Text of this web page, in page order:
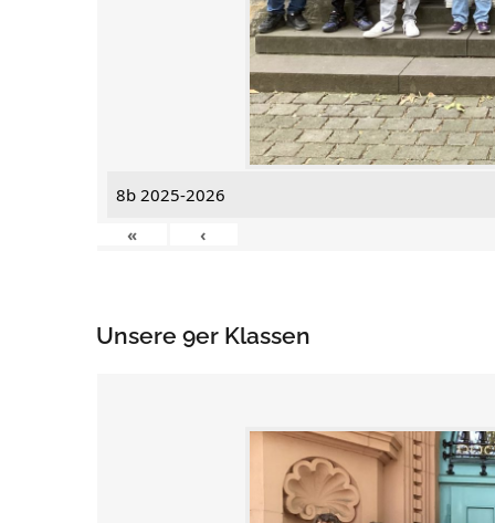
8b 2025-2026
«
‹
Unsere 9er Klassen